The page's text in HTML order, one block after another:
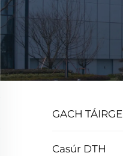
GACH TÁIRGE
Casúr DTH